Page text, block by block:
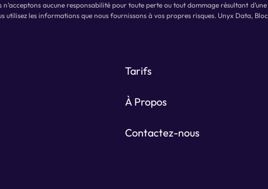
aucune responsabilité pour toute perte ou tout dommage résultant
utilisez les informations que nous fournissons à vos propres risques. Unyx Data,
Tarifs
À Propos
Contactez-nous